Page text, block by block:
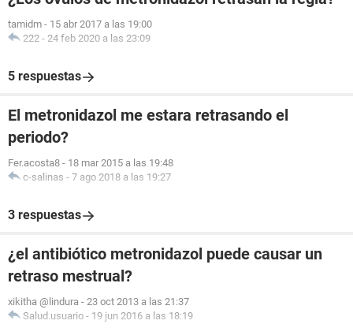
tamidm - 15 abr 2017 a las 19:00
222 - 24 feb 2020 a las 23:09
5 respuestas
El metronidazol me estara retrasando el
periodo?
Fer.acosta8 - 18 mar 2015 a las 19:48
c-salinas - 7 ago 2018 a las 19:27
3 respuestas
¿el antibiótico metronidazol puede causar un
retraso mestrual?
xikitha @lindura - 23 oct 2013 a las 21:37
Salud.usuario - 19 jun 2016 a las 18:19